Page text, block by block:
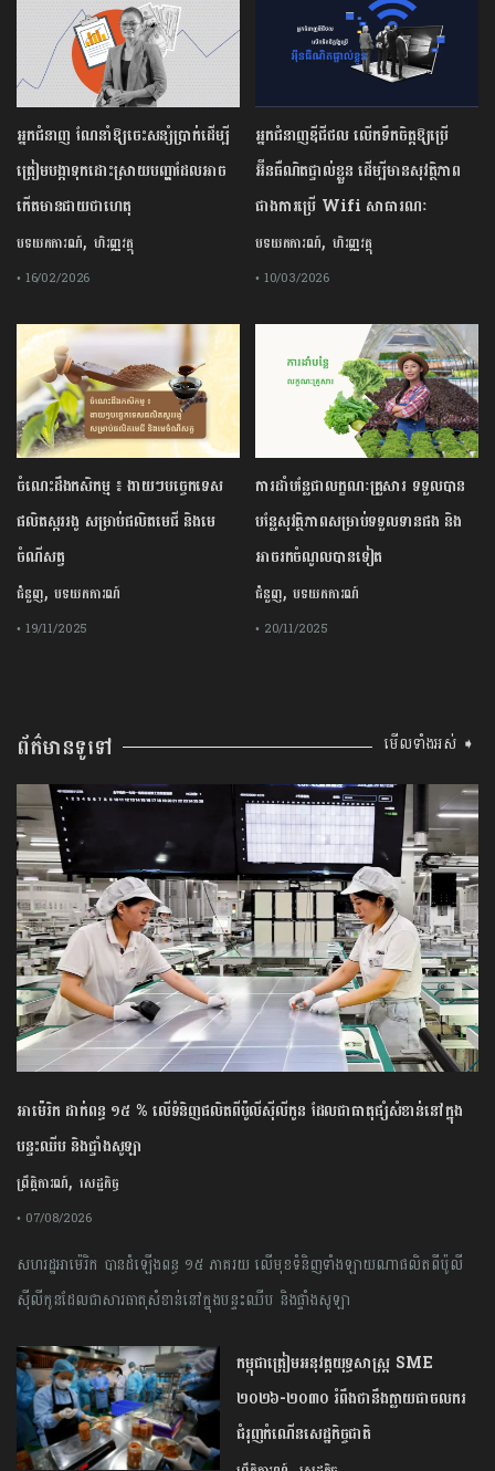
អ្នកជំនាញឌីជីថល លើកទឹកចិត្តឱ្យប្រើ
អ៊ីនធឺណិតផ្ទាល់ខ្លួន ដើម្បីមានសុវត្ថិភាព
ជាងការប្រើ Wifi​ សាធារណៈ
បទយកការណ៍, ហិរញ្ញវត្ថុ
• 10/03/2026
អ្នកជំនាញ ណែនាំឱ្យចេះសន្សំប្រាក់ដើម្បី
ត្រៀមបង្កាទុកដោះស្រាយបញ្ហាដែលអាច
កើតមានជាយថាហេតុ
បទយកការណ៍, ហិរញ្ញវត្ថុ
• 16/02/2026
ការដាំបន្លែជាលក្ខណៈគ្រួសារ ទទួលបាន
បន្លែសុវត្ថិភាពសម្រាប់ទទួលទានផង និង
អាចរកចំណូលបានទៀត
ជំនួញ,បទយកការណ៍
• 20/11/2025
ចំណេះដឹងកសិកម្ម ៖ ងាយៗបច្ចេកទេស
ផលិតស្កររងូ សម្រាប់ផលិតមេជី និងមេ
ចំណីសត្វ
ជំនួញ,បទយកការណ៍
• 19/11/2025
ព័ត៌មានទូទៅ មើលទាំងអស់ ➧
អាម៉េរិក ដាក់ពន្ធ ១៥ % លើទំនិញផលិតពីប៉ូលីស៊ីលីកូន ដែលជាធាតុផ្សំសំខាន់នៅក្នុង
បន្ទះឈីប និងផ្ទាំងសូឡា
ព្រឹត្តិការណ៍, សេដ្ឋកិច្ច
• 07/08/2026
សហរដ្ឋអាម៉េរិក បានដំឡើងពន្ធ ១៥ ភាគរយ លើមុខទំនិញទាំងឡាយណាផលិតពីប៉ូលី
ស៊ីលីកូនដែលជាសារធាតុសំខាន់នៅក្នុងបន្ទះឈីប និងផ្ទាំងសូឡា
កម្ពុជា​ត្រៀមអនុវត្ត​យុទ្ធសាស្ត្រ​ ​SME​ ​
២០២៦​-​២០៣០​ រំពឹងថានឹងក្លាយ​ជា​ចលករ​
ជំរុញ​កំណើន​សេដ្ឋកិច្ច​ជាតិ​